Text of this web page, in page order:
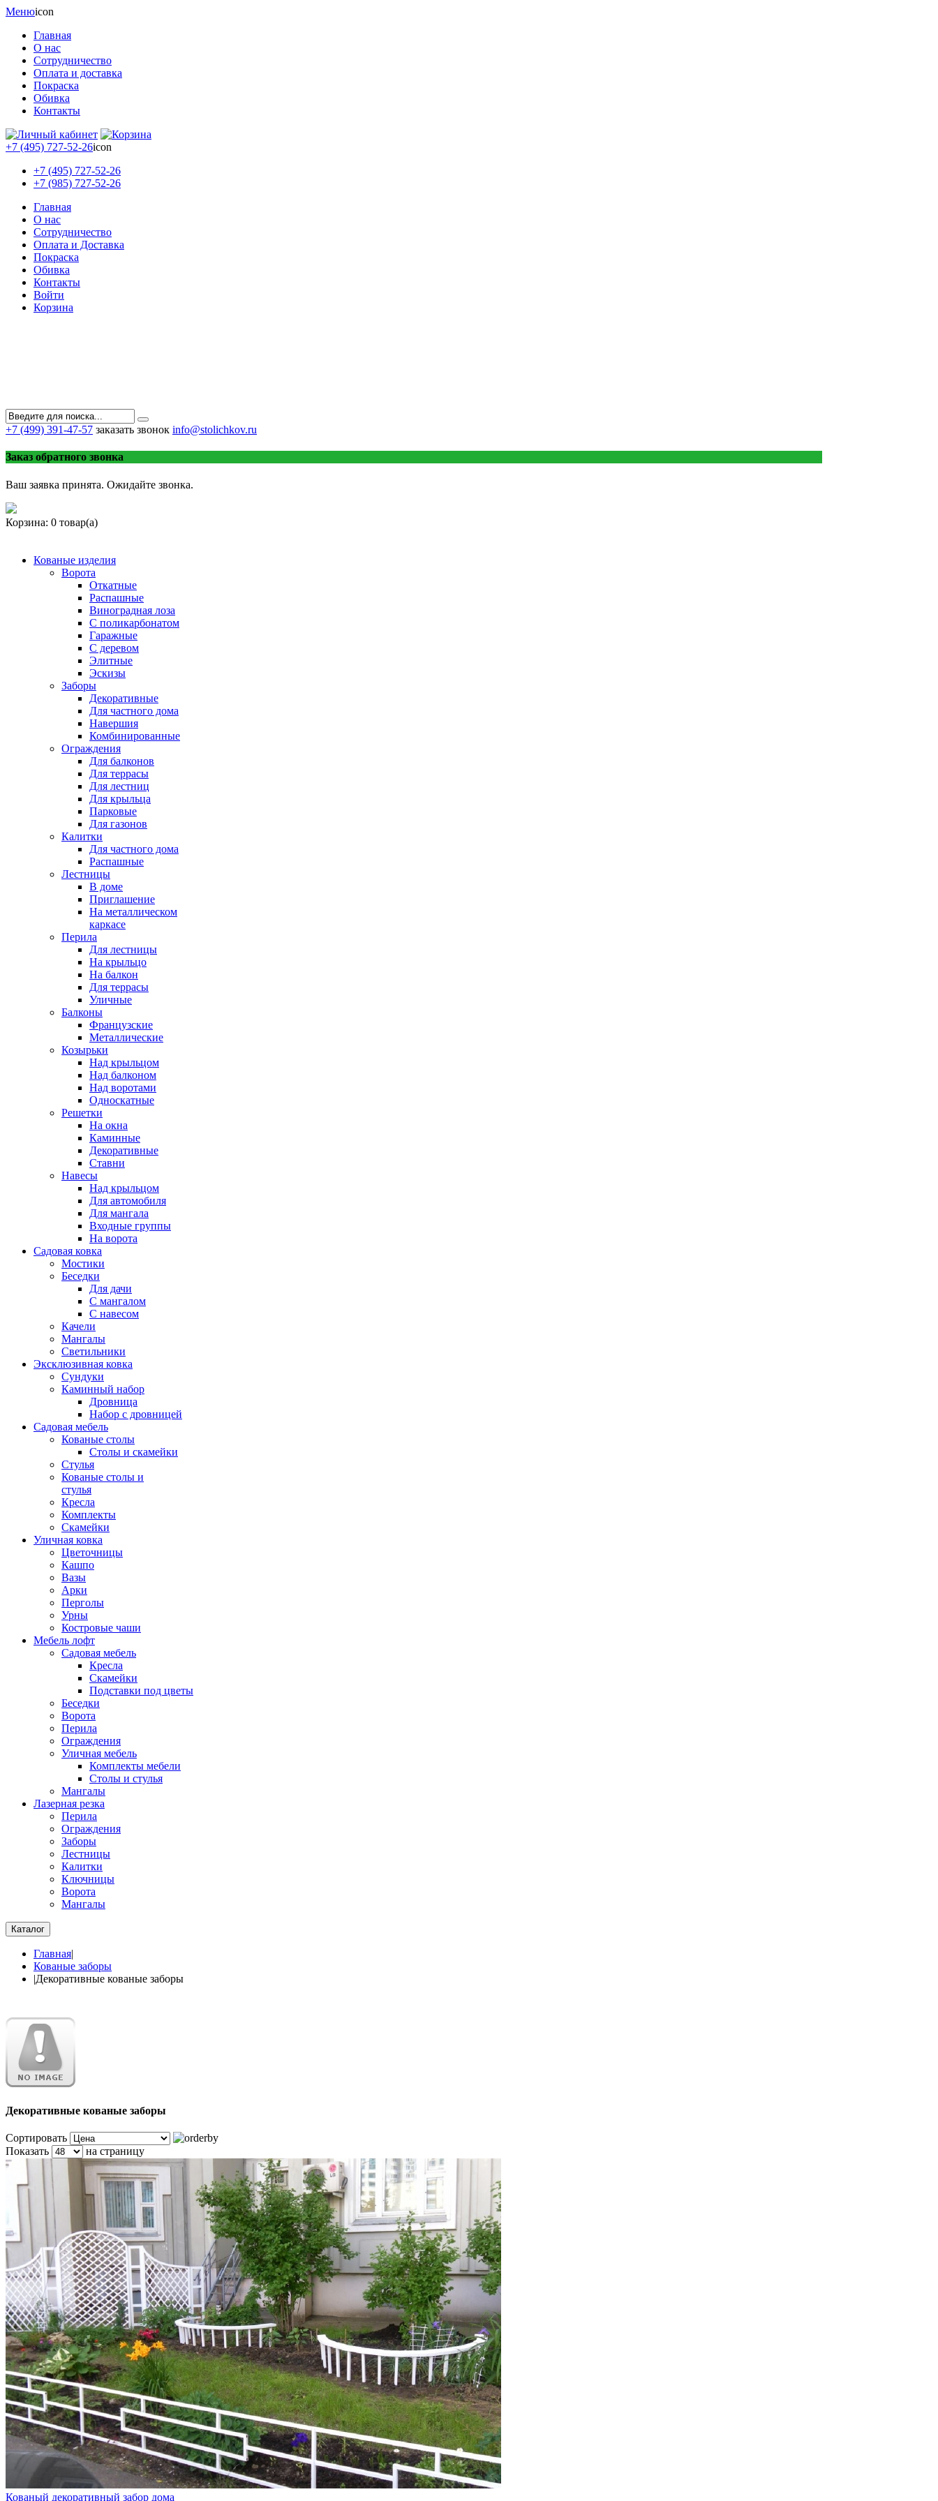
Менюicon
Главная
О нас
Сотрудничество
Оплата и доставка
Покраска
Обивка
Контакты
+7 (495) 727-52-26icon
+7 (495) 727-52-26
+7 (985) 727-52-26
Главная
О нас
Сотрудничество
Оплата и Доставка
Покраска
Обивка
Контакты
Войти
Корзина
+7 (499) 391-47-57 заказать звонок info@stolichkov.ru
Заказ обратного звонка
Ваш заявка принята. Ожидайте звонка.
Корзина: 0 товар(а)
Кованые изделия
Ворота
Откатные
Распашные
Виноградная лоза
С поликарбонатом
Гаражные
С деревом
Элитные
Эскизы
Заборы
Декоративные
Для частного дома
Навершия
Комбинированные
Ограждения
Для балконов
Для террасы
Для лестниц
Для крыльца
Парковые
Для газонов
Калитки
Для частного дома
Распашные
Лестницы
В доме
Приглашение
На металлическом
каркасе
Перила
Для лестницы
На крыльцо
На балкон
Для террасы
Уличные
Балконы
Французские
Металлические
Козырьки
Над крыльцом
Над балконом
Над воротами
Односкатные
Решетки
На окна
Каминные
Декоративные
Cтавни
Навесы
Над крыльцом
Для автомобиля
Для мангала
Входные группы
На ворота
Садовая ковка
Мостики
Беседки
Для дачи
С мангалом
С навесом
Качели
Мангалы
Светильники
Эксклюзивная ковка
Cундуки
Каминный набор
Дровница
Набор с дровницей
Садовая мебель
Кованые столы
Столы и скамейки
Стулья
Кованые столы и
стулья
Кресла
Комплекты
Скамейки
Уличная ковка
Цветочницы
Кашпо
Вазы
Арки
Перголы
Урны
Костровые чаши
Мебель лофт
Садовая мебель
Кресла
Скамейки
Подставки под цветы
Беседки
Ворота
Перила
Ограждения
Уличная мебель
Комплекты мебели
Столы и стулья
Мангалы
Лазерная резка
Перила
Ограждения
Заборы
Лестницы
Калитки
Ключницы
Ворота
Мангалы
Каталог
Главная|
Кованые заборы
|Декоративные кованые заборы
Декоративные кованые заборы
Сортировать
Показать
на страницу
Кованый декоративный забор дома